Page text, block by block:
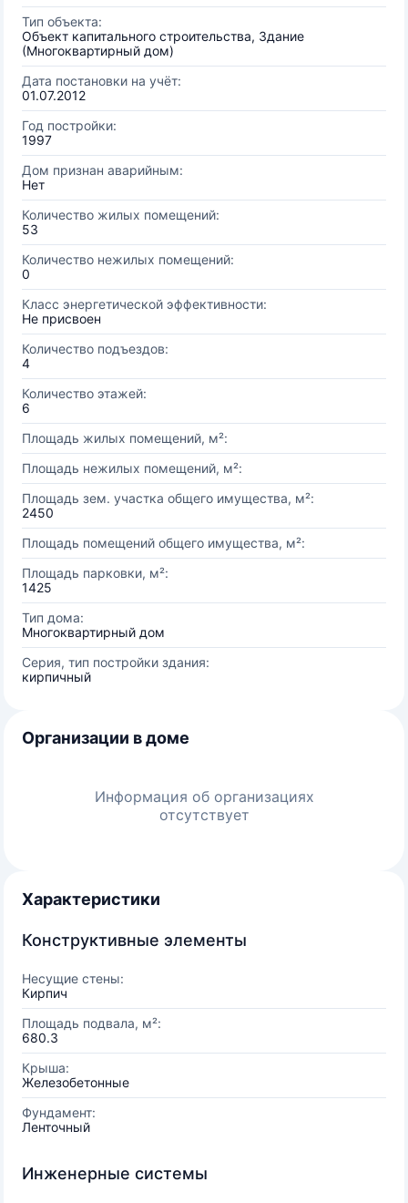
Тип объекта:
Объект капитального строительства, Здание
(Многоквартирный дом)
Дата постановки на учёт:
01.07.2012
Год постройки:
1997
Дом признан аварийным:
Нет
Количество жилых помещений:
53
Количество нежилых помещений:
0
Класс энергетической эффективности:
Не присвоен
Количество подъездов:
4
Количество этажей:
6
Площадь жилых помещений, м²:
Площадь нежилых помещений, м²:
Площадь зем. участка общего имущества, м²:
2450
Площадь помещений общего имущества, м²:
Площадь парковки, м²:
1425
Тип дома:
Многоквартирный дом
Серия, тип постройки здания:
кирпичный
Организации в доме
Информация об организациях
отсутствует
Характеристики
Конструктивные элементы
Несущие стены:
Кирпич
Площадь подвала, м²:
680.3
Крыша:
Железобетонные
Фундамент:
Ленточный
Инженерные системы